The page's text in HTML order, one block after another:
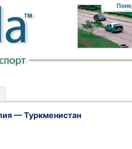
— Туркменистан